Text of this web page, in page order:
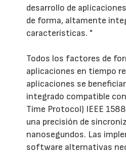
desarrollo de
de forma, altamente
características. "
Todos los factores de
aplicaciones en tiempo
aplicaciones se
integrado compatible
Time Protocol) IEEE
una precisión de
nanosegundos. Las
software alternativas